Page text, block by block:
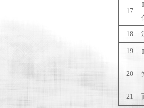
17
18
19
20
21